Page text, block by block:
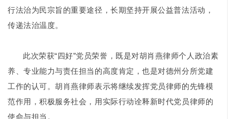
行法治为民宗旨的重要途径，长期坚持开展公益普法活动，
传递法治温度。
此次荣获“四好”党员荣誉，既是对胡肖燕律师个人政治素
养、专业能力与责任担当的高度肯定，也是对德州分所党建
工作的认可。胡肖燕律师表示将继续发挥党员律师的先锋模
范作用，积极服务社会，用实际行动诠释新时代党员律师的
使命与担当。